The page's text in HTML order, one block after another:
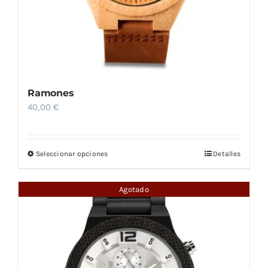
Ramones
40,00€
Seleccionar opcionesEste
tiene
múltiples
variantes.
Las
opciones
Detalles
Agotado